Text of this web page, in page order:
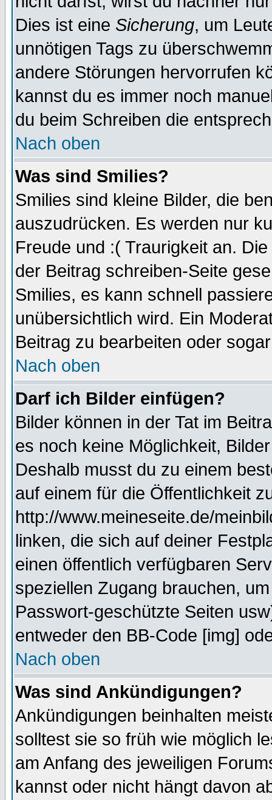
Dies ist eine Sicherung, um
unnötigen Tags zu
andere Störungen hervorrufen
kannst du es immer noch
du beim Schreiben die
Nach oben
Was sind Smilies?
Smilies sind kleine Bilder, die
auszudrücken. Es werden nur
Freude und :( Traurigkeit an.
der Beitrag schreiben-Seite
Smilies, es kann schnell
unübersichtlich wird. Ein
Beitrag zu bearbeiten oder
Nach oben
Darf ich Bilder einfügen?
Bilder können in der Tat im
es noch keine Möglichkeit,
Deshalb musst du zu einem
auf einem für die Öffentlichkeit
http://www.meineseite.de/
linken, die sich auf deiner
einen öffentlich verfügbaren
speziellen Zugang brauchen,
Passwort-geschützte Seiten
entweder den BB-Code [img]
Nach oben
Was sind Ankündigungen?
Ankündigungen beinhalten
solltest sie so früh wie möglich
am Anfang des jeweiligen
kannst oder nicht hängt davon